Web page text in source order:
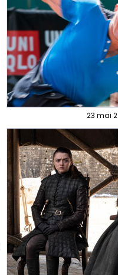
23 mai